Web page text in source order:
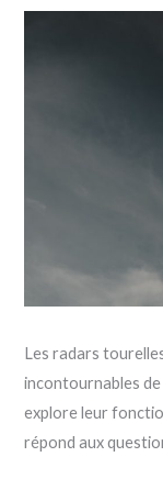
Les radars
incontournables
explore leur
répond aux